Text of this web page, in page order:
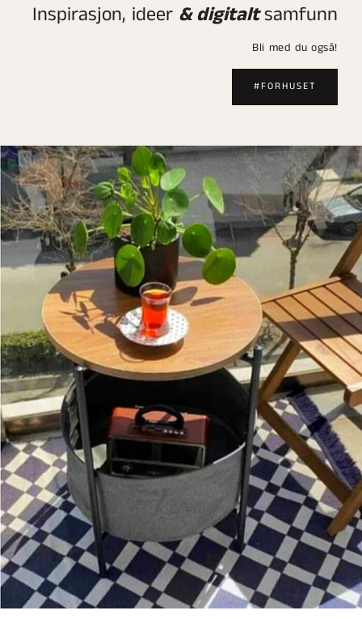
Inspirasjon, ideer & digitaltsamfunn
Bli med du også!
#FORHUSET